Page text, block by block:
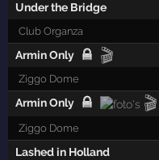
Under the Bridge
Club Organza
Armin Only 🎬
Ziggo Dome
Armin Only 🎬
Ziggo Dome
Lashed in Holland